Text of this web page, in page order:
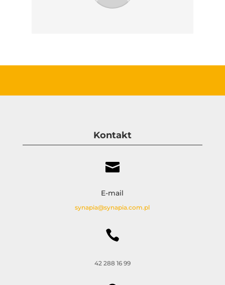
Kontakt

E-mail
synapia@synapia.com.pl

42 288 16 99